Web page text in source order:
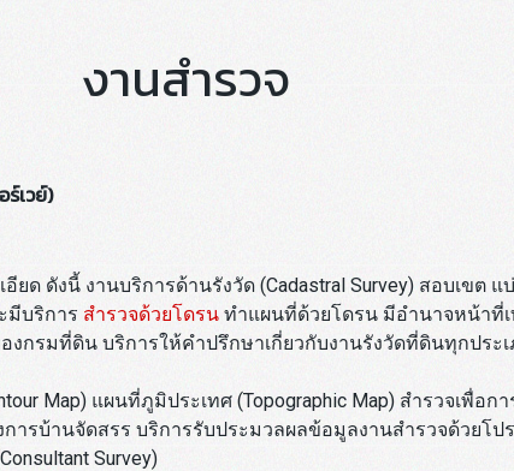
งานสำรวจ
เวย์)
ด ดังนี้ งานบริการด้านรังวัด (Cadastral Survey) สอบเขต
มีบริการ สำรวจด้วยโดรน ทำแผนที่ด้วยโดรน มีอำนาจหน้าที่
งกรมที่ดิน บริการให้คำปรึกษาเกี่ยวกับงานรังวัดที่ดินทุกประ
Map) แผนที่ภูมิประเทศ (Topographic Map) สำรวจเพื่อกา
บ้านจัดสรร บริการรับประมวลผลข้อมูลงานสำรวจด้วยโป
Survey)